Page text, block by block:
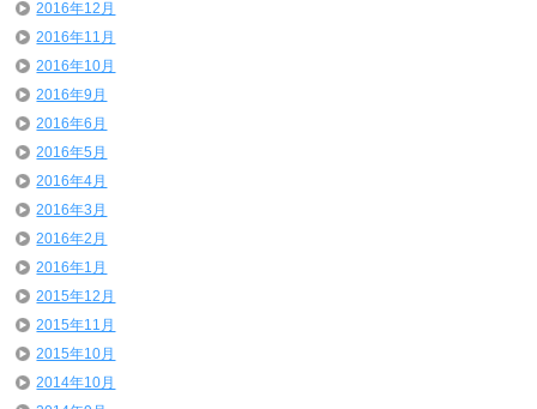
2016年12月
2016年11月
2016年10月
2016年9月
2016年6月
2016年5月
2016年4月
2016年3月
2016年2月
2016年1月
2015年12月
2015年11月
2015年10月
2014年10月